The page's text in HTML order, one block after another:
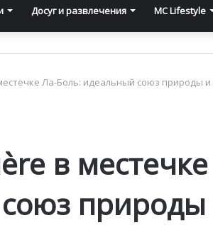
Досуг и развлечения MC Lifestyle
Ла-Боль: идеальный союз природы и
в местечке
природы